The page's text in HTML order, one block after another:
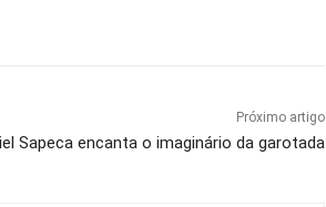
Próximo artigo
Sapeca encanta o imaginário da garotada